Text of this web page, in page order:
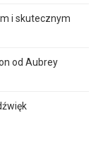
i skutecznym
od Aubrey